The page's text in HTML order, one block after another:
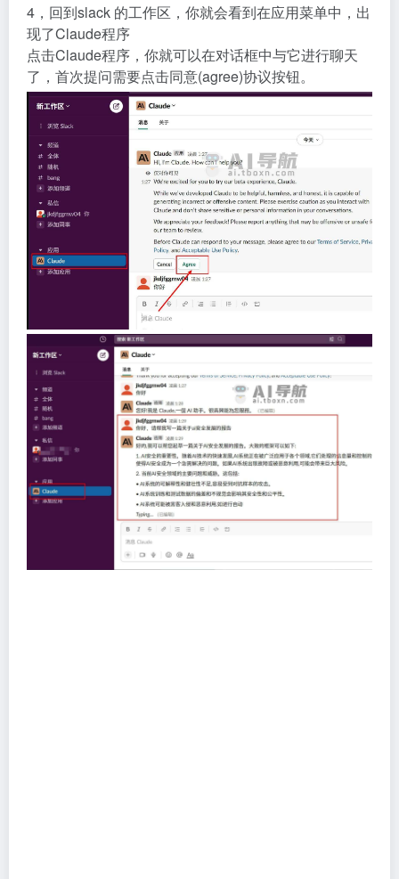
4，回到slack 的工作区，你就会看到在应用菜单中，出
现了Claude程序
点击Claude程序，你就可以在对话框中与它进行聊天
了，首次提问需要点击同意(agree)协议按钮。